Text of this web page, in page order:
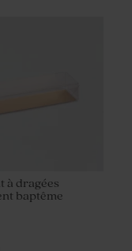
à dragées
baptême